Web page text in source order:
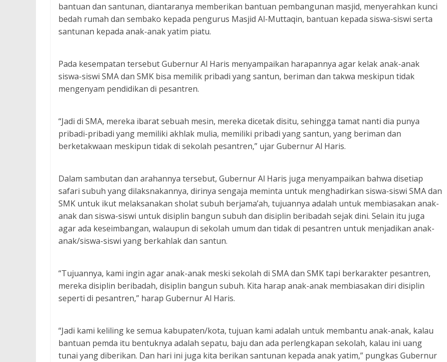
bantuan dan santunan, diantaranya memberikan bantuan pembangunan masjid, menyerahkan kunci
bedah rumah dan sembako kepada pengurus Masjid Al-Muttaqin, bantuan kepada siswa-siswi serta
santunan kepada anak-anak yatim piatu.
Pada kesempatan tersebut Gubernur Al Haris menyampaikan harapannya agar kelak anak-anak
siswa-siswi SMA dan SMK bisa memilik pribadi yang santun, beriman dan takwa meskipun tidak
mengenyam pendidikan di pesantren.
“Jadi di SMA, mereka ibarat sebuah mesin, mereka dicetak disitu, sehingga tamat nanti dia punya
pribadi-pribadi yang memiliki akhlak mulia, memiliki pribadi yang santun, yang beriman dan
berketakwaan meskipun tidak di sekolah pesantren,” ujar Gubernur Al Haris.
Dalam sambutan dan arahannya tersebut, Gubernur Al Haris juga menyampaikan bahwa disetiap
safari subuh yang dilaksnakannya, dirinya sengaja meminta untuk menghadirkan siswa-siswi SMA dan
SMK untuk ikut melaksanakan sholat subuh berjama’ah, tujuannya adalah untuk membiasakan anak-
anak dan siswa-siswi untuk disiplin bangun subuh dan disiplin beribadah sejak dini. Selain itu juga
agar ada keseimbangan, walaupun di sekolah umum dan tidak di pesantren untuk menjadikan anak-
anak/siswa-siswi yang berkahlak dan santun.
“Tujuannya, kami ingin agar anak-anak meski sekolah di SMA dan SMK tapi berkarakter pesantren,
mereka disiplin beribadah, disiplin bangun subuh. Kita harap anak-anak membiasakan diri disiplin
seperti di pesantren,” harap Gubernur Al Haris.
“Jadi kami keliling ke semua kabupaten/kota, tujuan kami adalah untuk membantu anak-anak, kalau
bantuan pemda itu bentuknya adalah sepatu, baju dan ada perlengkapan sekolah, kalau ini uang
tunai yang diberikan. Dan hari ini juga kita berikan santunan kepada anak yatim,” pungkas Gubernur